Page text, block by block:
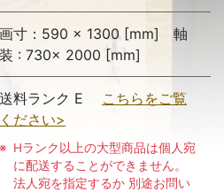
画寸：590 × 1300 [mm] 軸
装 : 730× 2000 [mm]
送料ランク E こちらをご覧
ください>
Hランク以上の大型商品は個人宛
に配送することができません。
法人宛を指定するか 別途お問い